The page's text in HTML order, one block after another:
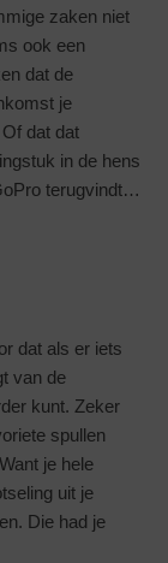
zaken niet
ook een
dat de
je
dat dat
in de hens
terugvindt…
dat als er iets
van de
kunt. Zeker
spullen
je hele
uit je
Die had je